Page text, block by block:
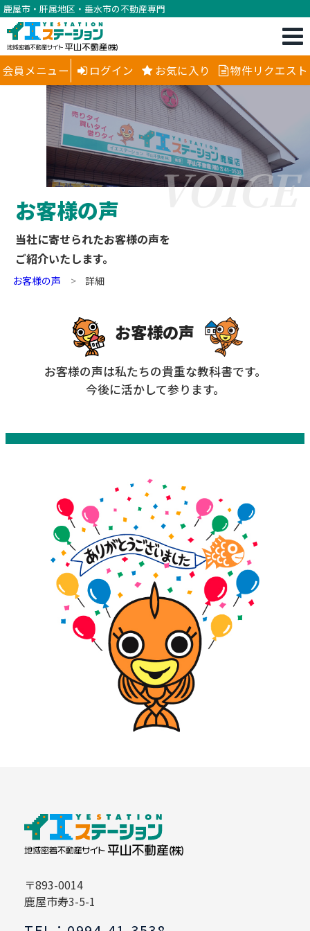
鹿屋市・肝属地区・垂水市の不動産専門
会員メニュー ログイン お気に入り 物件リクエスト
お客様の声
当社に寄せられたお客様の声を
ご紹介いたします。
VOICE
お客様の声 詳細
お客様の声
お客様の声は私たちの貴重な教科書です。
今後に活かして参ります。
〒893-0014
鹿屋市寿3-5-1